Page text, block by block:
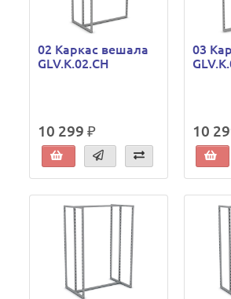
02 Каркас вешала
GLV.K.02.CH
10 299 ₽
03
10